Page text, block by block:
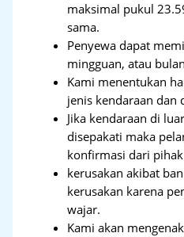
maksimal pukul
sama.
Penyewa dapat
mingguan, atau
Kami menentukan
jenis kendaraan dan
Jika kendaraan di
disepakati maka
konfirmasi dari
kerusakan akibat
kerusakan karena
wajar.
Kami akan